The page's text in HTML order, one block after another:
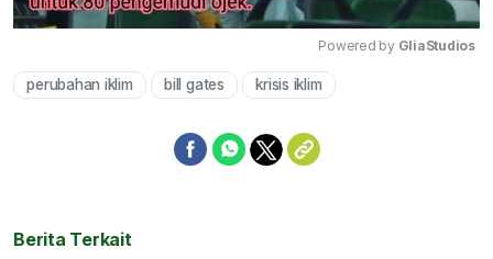
Powered by GliaStudios
perubahan iklim bill gates krisis iklim
Berita Terkait